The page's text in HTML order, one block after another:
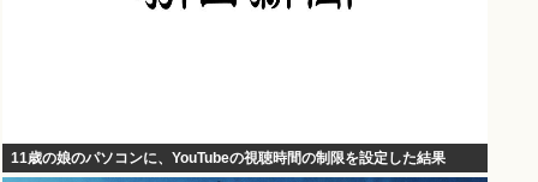
11歳の娘のパソコンに、YouTubeの視聴時間の制限を設定した結果